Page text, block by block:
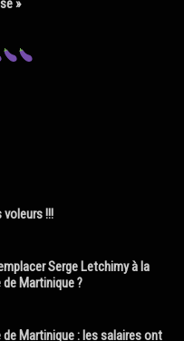
»
voleurs !!!
Serge Letchimy à la
Martinique ?
Martinique : les salaires ont